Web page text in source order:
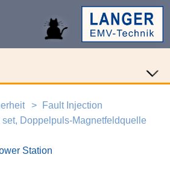
Fault Injection
set, Doppelpuls-Magnetfeldquelle
Station